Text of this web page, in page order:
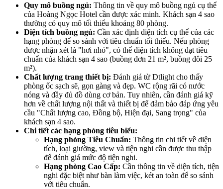
Quy mô buồng ngủ: Thông tin về quy mô buồng ngủ cụ thể
của Hoàng Ngọc Hotel cần được xác minh. Khách sạn 4 sao
thường có quy mô tối thiểu khoảng 80 phòng.
Diện tích buồng ngủ: Cần xác định diện tích cụ thể của các
hạng phòng để so sánh với tiêu chuẩn tối thiểu. Nếu phòng
được nhận xét là "hơi nhỏ", có thể diện tích không đạt tiêu
chuẩn của khách sạn 4 sao (buồng đơn 21 m², buồng đôi 25
m²).
Chất lượng trang thiết bị: Đánh giá từ Dtlight cho thấy
phòng ốc sạch sẽ, gọn gàng và đẹp. WC rộng rãi có nước
nóng và đầy đủ đồ dùng cơ bản. Tuy nhiên, cần đánh giá kỹ
hơn về chất lượng nội thất và thiết bị để đảm bảo đáp ứng yêu
cầu "Chất lượng cao, Đồng bộ, Hiện đại, Sang trọng" của
khách sạn 4 sao.
Chi tiết các hạng phòng tiêu biểu:
Hạng phòng Tiêu Chuẩn: Thông tin chi tiết về diện
tích, loại giường, view và tiện nghi cần được thu thập
để đánh giá mức độ tiện nghi.
Hạng phòng Cao Cấp: Cần thông tin về diện tích, tiện
nghi đặc biệt như bàn làm việc, két an toàn để so sánh
với tiêu chuẩn.